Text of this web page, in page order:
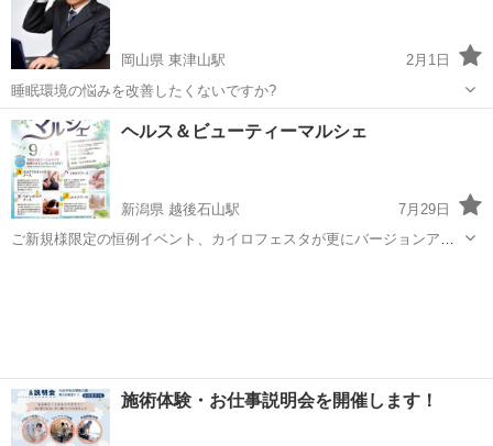
岡山県 東津山駅
2月1日
睡眠環境の悩みを改善したくないですか?
岡山 津山市
ヘルス＆ビューティーマルシェ
新潟県 越後石山駅
7月29日
ご新規様限定の恒例イベント、カイロフェスタが更にバージョンアッ
施術体験・お仕事説明会を開催します！